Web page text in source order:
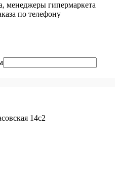
менеджеры гипермаркета
по телефону
14с2